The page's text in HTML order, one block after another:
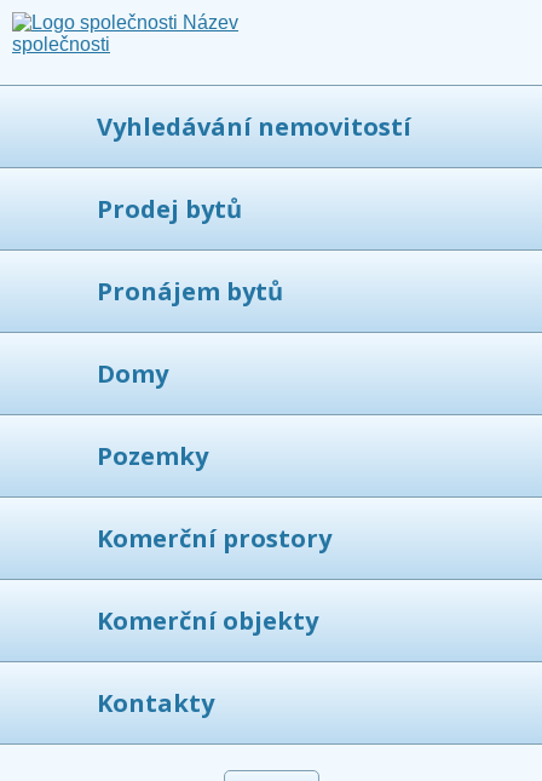
Vyhledávání nemovitostí
Prodej bytů
Pronájem bytů
Domy
Pozemky
Komerční prostory
Komerční objekty
Kontakty